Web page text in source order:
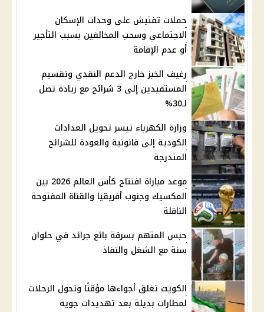
حملات تفتيش على وحدات الإسكان
الاجتماعي وسحب المخالفين بسبب التأجير
أو عدم الإقامة
رغيف الخبز خارج الدعم النقدي وتقسيم
المستفيدين إلى 3 شرائح مع زيادة تصل
لـ30%
وزارة الكهرباء تيسر تحويل العدادات
الكودية إلى قانونية والعودة للشرائح
المتدرجة
موعد مباراة افتتاح كأس العالم 2026 بين
المكسيك وجنوب أفريقيا والقناة المفتوحة
الناقلة
حبس المتهم بسرقة بائع جرائد في حلوان
سنة مع الشغل والنفاذ
الكويت تغلق أجواءها مؤقتًا وتحول الرحلات
لمطارات بديلة بعد تهديدات جوية